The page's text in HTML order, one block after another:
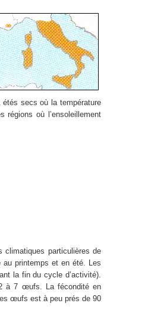
secs où la température
où l’ensoleillement
climatiques particulières de
au printemps et en été. Les
la fin du cycle d’activité).
à 7 œufs. La fécondité en
œufs est à peu prés de 90